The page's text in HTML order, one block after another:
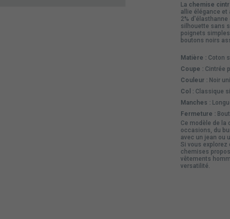
La chemise
allie élégance et
2%
silhouette sans
poignets
boutons noirs
Matière :Coton
Coupe :Cintrée
Couleur :Noir
Col :Classique
Manches :
Fermeture :
Ce modèle de
occasions, du
avec un jean ou
Si vous
chemises
vêtements
versatilité.